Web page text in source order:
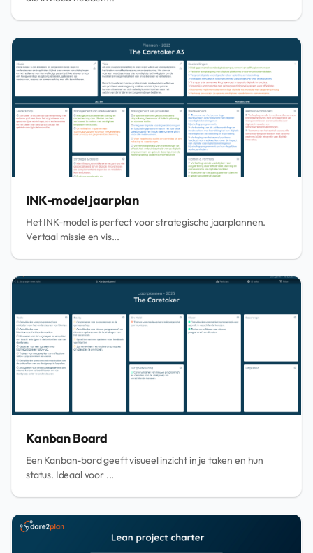
INK-model jaarplan
Het INK-model is perfect voor strategische jaarplannen.
Vertaal missie en vis...
Kanban Board
Een Kanban-bord geeft visueel inzicht in je taken en hun
status. Ideaal voor ...